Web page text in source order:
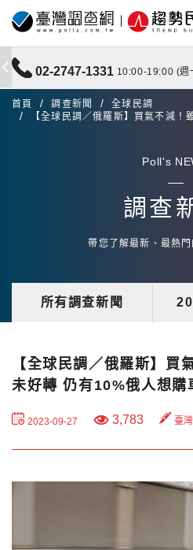
02-2747-1331 10:00-19:00 (週
首頁 調查新聞
全球民調
【全球民調／俄羅斯】買氣不減
Poll's
調查
帶您了解最新、最熱
所有調查新聞
【全球民調／俄羅斯】買
未好轉 仍有10%俄人想購
2023-09-27 3,783 臺